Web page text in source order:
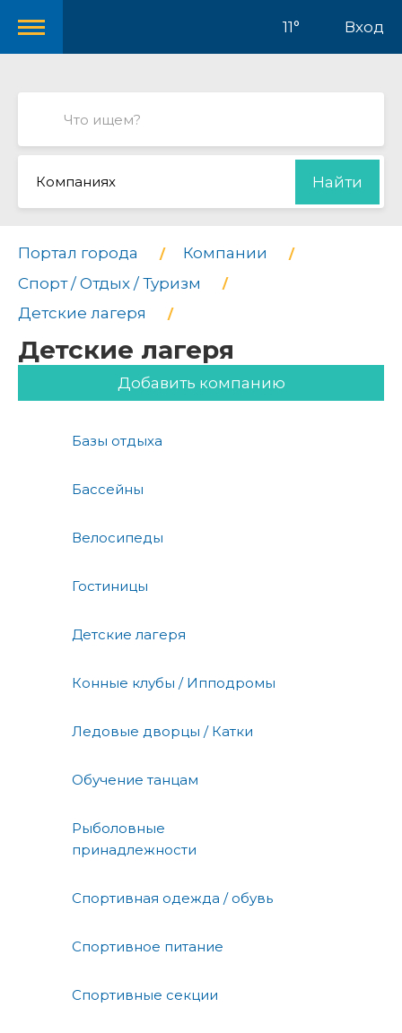
11° Вход
Компаниях Найти
Портал города
Компании
Спорт / Отдых / Туризм
Детские лагеря
Детские лагеря
Добавить компанию
Базы отдыха
Бассейны
Велосипеды
Гостиницы
Детские лагеря
Конные клубы / Ипподромы
Ледовые дворцы / Катки
Обучение танцам
Рыболовные
принадлежности
Спортивная одежда / обувь
Спортивное питание
Спортивные секции